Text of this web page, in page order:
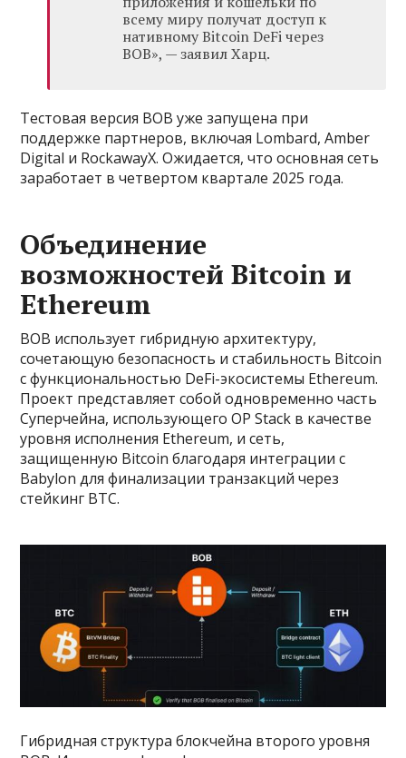
всему миру получат доступ к
нативному Bitcoin DeFi через
BOB», — заявил Харц.
Тестовая версия BOB уже запущена при
поддержке партнеров, включая Lombard, Amber
Digital и RockawayX. Ожидается, что основная сеть
заработает в четвертом квартале 2025 года.
Объединение
возможностей Bitcoin и
Ethereum
BOB использует гибридную архитектуру,
сочетающую безопасность и стабильность Bitcoin
с функциональностью DeFi-экосистемы Ethereum.
Проект представляет собой одновременно часть
Суперчейна, использующего OP Stack в качестве
уровня исполнения Ethereum, и сеть,
защищенную Bitcoin благодаря интеграции с
Babylon для финализации транзакций через
стейкинг BTC.
Гибридная структура блокчейна второго уровня